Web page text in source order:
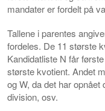
mandater er fordelt på
Tallene i parentes
fordeles. De 11 største
Kandidatliste N får
største kvotient. Andet
og W, da det har
division, osv.